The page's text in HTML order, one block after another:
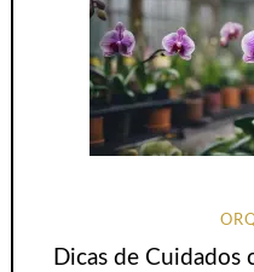
Dicas de Cuidados